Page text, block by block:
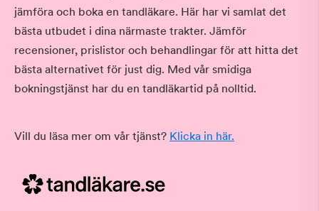
jämföra och boka en tandläkare. Här har vi samlat det
bästa utbudet i dina närmaste trakter. Jämför
recensioner, prislistor och behandlingar för att hitta det
bästa alternativet för just dig. Med vår smidiga
bokningstjänst har du en tandläkartid på nolltid.
Vill du läsa mer om vår tjänst? Klicka in här.